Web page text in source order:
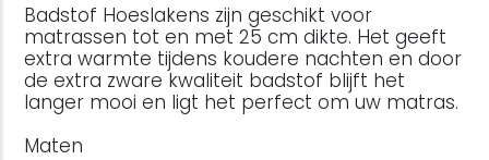
Badstof Hoeslakens zijn geschikt voor
matrassen tot en met 25 cm dikte. Het geeft
extra warmte tijdens koudere nachten en door
de extra zware kwaliteit badstof blijft het
langer mooi en ligt het perfect om uw matras.
Maten